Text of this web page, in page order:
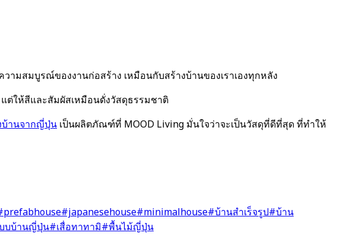
ามสมบูรณ์ของงานก่อสร้าง เหมือนกับสร้างบ้านของเราเองทุกหลัง
ต่ให้สีและสัมผัสเหมือนดั่งวัสดุธรรมชาติ
บ้านจากญี่ปุ่น เป็นผลิตภัณฑ์ที่ MOOD Living มั่นใจว่าจะเป็นวัสดุที่ดีที่สุด ที่ทำให้
#japanesehouse#minimalhouse#บ้านสําเร็จรูป#บ้าน
บบ้านญี่ปุ่น#เสื่อทาทามิ#พื้นไม้ญี่ปุ่น